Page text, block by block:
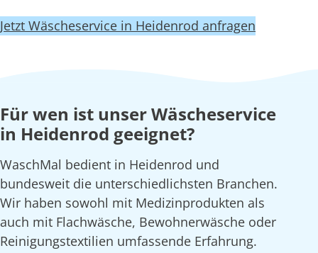
Jetzt Wäscheservice in Heidenrod anfragen
Für wen ist unser Wäscheservice
in Heidenrod geeignet?
WaschMal bedient in Heidenrod und
bundesweit die unterschiedlichsten Branchen.
Wir haben sowohl mit Medizinprodukten als
auch mit Flachwäsche, Bewohnerwäsche oder
Reinigungstextilien umfassende Erfahrung.